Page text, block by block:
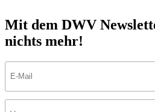
Mit dem DWV
nichts mehr!